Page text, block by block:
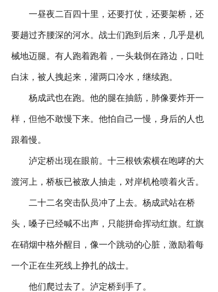
一昼夜二百四十里，还要打仗，还要架桥，还
要趟过齐腰深的河水。战士们跑到后来，几乎是机
械地迈腿。有人跑着跑着，一头栽倒在路边，口吐
白沫，被人拽起来，灌两口冷水，继续跑。
杨成武也在跑。他的腿在抽筋，肺像要炸开一
样，但他不敢慢下来。他怕自己一慢，身后的人也
跟着慢。
泸定桥出现在眼前。十三根铁索横在咆哮的大
渡河上，桥板已被敌人抽走，对岸机枪喷着火舌。
二十二名突击队员冲了上去。杨成武站在桥
头，嗓子已经喊不出声，只能拼命挥动红旗。红旗
在硝烟中格外醒目，像一个跳动的心脏，激励着每
一个正在生死线上挣扎的战士。
他们爬过去了。泸定桥到手了。